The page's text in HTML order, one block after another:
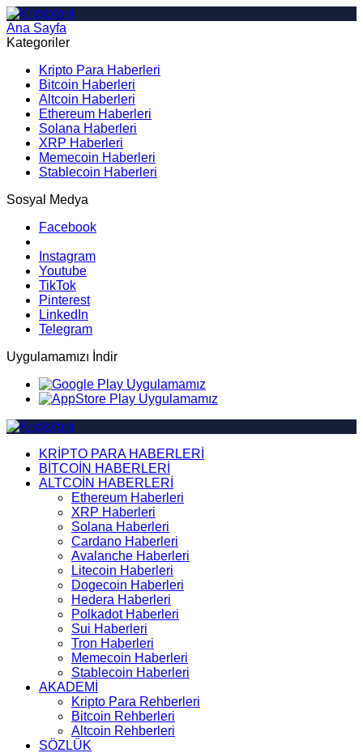
Ana Sayfa
Kategoriler
Kripto Para Haberleri
Bitcoin Haberleri
Altcoin Haberleri
Ethereum Haberleri
Solana Haberleri
XRP Haberleri
Memecoin Haberleri
Stablecoin Haberleri
Sosyal Medya
Facebook
Instagram
Youtube
TikTok
Pinterest
LinkedIn
Telegram
Uygulamamızı İndir
KRİPTO PARA HABERLERİ
BİTCOİN HABERLERİ
ALTCOİN HABERLERİ
Ethereum Haberleri
XRP Haberleri
Solana Haberleri
Cardano Haberleri
Avalanche Haberleri
Litecoin Haberleri
Dogecoin Haberleri
Hedera Haberleri
Polkadot Haberleri
Sui Haberleri
Tron Haberleri
Memecoin Haberleri
Stablecoin Haberleri
AKADEMİ
Kripto Para Rehberleri
Bitcoin Rehberleri
Altcoin Rehberleri
SÖZLÜK